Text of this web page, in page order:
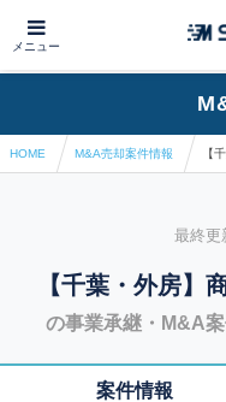
メニュー
HOME M&A売却案件情報
最終
【千葉・外房】
の事業承継・M&A
案件情報